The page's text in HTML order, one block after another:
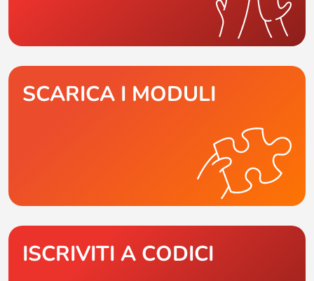
SCARICA I MODULI
ISCRIVITI A CODICI